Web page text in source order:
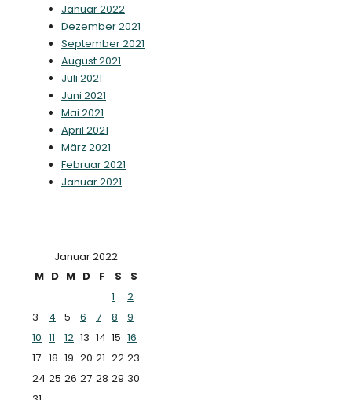
Januar 2022
Dezember 2021
September 2021
August 2021
Juli 2021
Juni 2021
Mai 2021
April 2021
März 2021
Februar 2021
Januar 2021
Januar 2022
M D M D F S
S
1
2
3
4 5 6 7 8
9
10 11 12 13 14 15 16
17 18 19 20 21 22 23
24 25 26 27 28 29 30